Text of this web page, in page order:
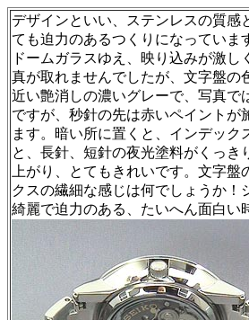
デザインといい、ステンレスの質感
ても迫力のあるつくりになっていま
ドームガラスゆえ、映り込みが激し
真が取れませんでしたが、文字盤の
近い艶消しの濃いグレーで、写真で
ですが、秒針の先は赤いペイントが
ます。暗い所に置くと、インデック
と、長針、短針の夜光塗料がくっき
上がり、とてもきれいです。文字盤
クスの繊細な感じは何でしょうか！
綺麗で迫力のある、たいへん面白い